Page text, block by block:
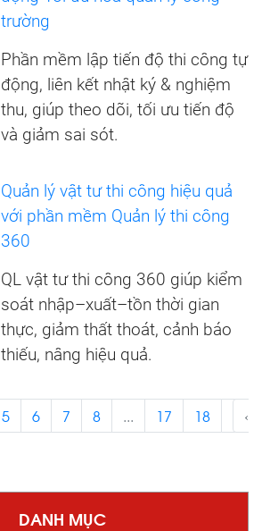
DANH MỤC
trường
Phần mềm lập tiến độ thi công tự
động, liên kết nhật ký & nghiệm
thu, giúp theo dõi, tối ưu tiến độ
và giảm sai sót.
Quản lý vật tư thi công hiệu quả
với phần mềm Quản lý thi công
360
QL vật tư thi công 360 giúp kiểm
soát nhập–xuất–tồn thời gian
thực, giảm thất thoát, cảnh báo
thiếu, nâng hiệu quả.
5 6 7 8 ... 17 18 ‹